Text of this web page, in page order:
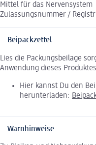
Mittel für das Nervensystem
Zulassungsnummer /
Beipackzettel
Lies die Packungsbeilage
Anwendung dieses
Hier kannst Du den
herunterladen:
Warnhinweise